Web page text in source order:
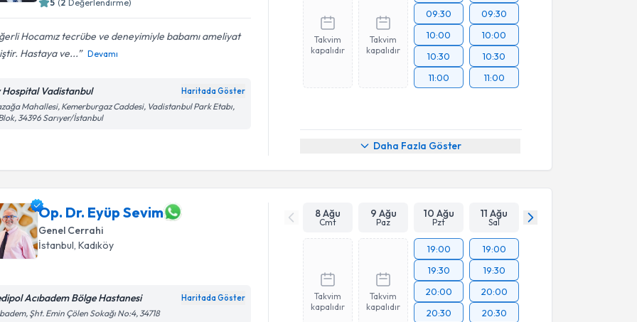
5 (2 Değerlendirme)
Hocamız tecrübe ve deneyimiyle babamı ameliyat
Hastaya ve...
Devamı
Hospital Vadistanbul Haritada Göster
Mahallesi, Kemerburgaz Caddesi, Vadistanbul Park Etabı,
34396 Sarıyer/İstanbul
Takvim
kapalıdır
Takvim
kapalıdır
09:30
10:00
10:30
11:00
09:30
10:00
10:30
11:00
Daha Fazla Göster
Op. Dr. Eyüp Sevim
Genel Cerrahi
İstanbul, Kadıköy
Acıbadem Bölge Hastanesi Haritada Göster
Şht. Emin Çölen Sokağı No:4, 34718
8 Ağu
Cmt
9 Ağu
Paz
10 Ağu
Pzt
11 Ağu
Sal
Takvim
kapalıdır
Takvim
kapalıdır
19:00
19:30
20:00
20:30
19:00
19:30
20:00
20:30